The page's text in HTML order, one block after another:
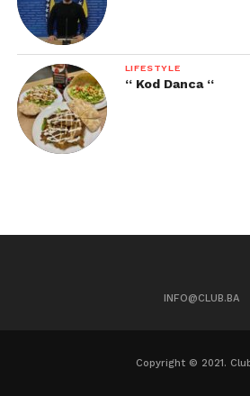
LIFESTYLE
“ Kod Danca “
INFO@CLUB.BA
Copyright © 2021.